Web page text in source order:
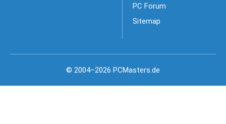
PC Forum
Sitemap
© 2004–2026 PCMasters.de